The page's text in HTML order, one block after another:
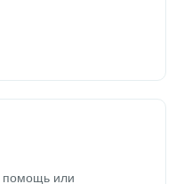
помощь или